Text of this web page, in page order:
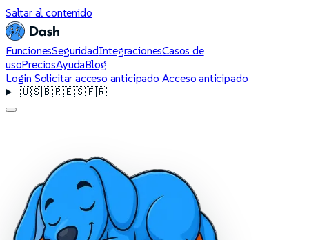
Saltar al contenido
FuncionesSeguridadIntegracionesCasos de
usoPreciosAyudaBlog
Login Solicitar acceso anticipado Acceso anticipado
🇺🇸 🇧🇷🇪🇸🇫🇷